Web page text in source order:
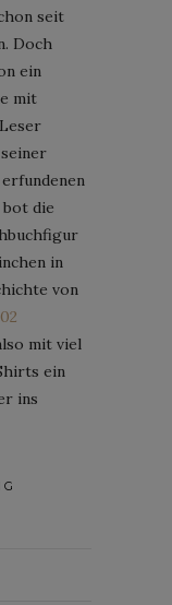
seit
Doch
ein
mit
die
in
von
mit viel
ein
ins